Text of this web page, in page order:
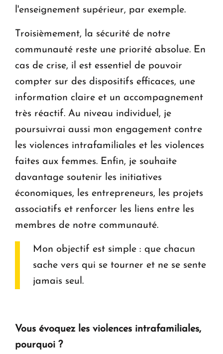
l'enseignement supérieur, par exemple.
Troisièmement, la sécurité de notre
communauté reste une priorité absolue. En
cas de crise, il est essentiel de pouvoir
compter sur des dispositifs efficaces, une
information claire et un accompagnement
très réactif. Au niveau individuel, je
poursuivrai aussi mon engagement contre
les violences intrafamiliales et les violences
faites aux femmes. Enfin, je souhaite
davantage soutenir les initiatives
économiques, les entrepreneurs, les projets
associatifs et renforcer les liens entre les
membres de notre communauté.
Mon objectif est simple : que chacun
sache vers qui se tourner et ne se sente
jamais seul.
Vous évoquez les violences intrafamiliales,
pourquoi ?